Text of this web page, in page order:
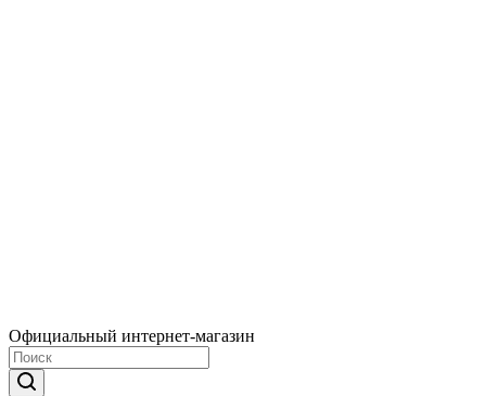
Официальный интернет-магазин